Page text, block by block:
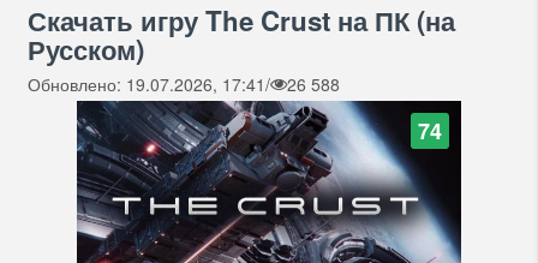
Скачать игру The Crust на ПК (на
Русском)
Обновлено: 19.07.2026, 17:41/ 26 588
74